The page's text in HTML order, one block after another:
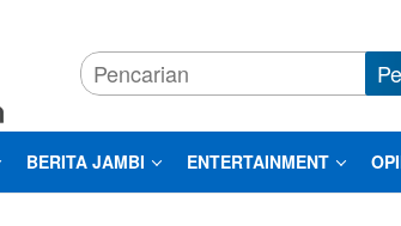
BERITA JAMBI ENTERTAINMENT